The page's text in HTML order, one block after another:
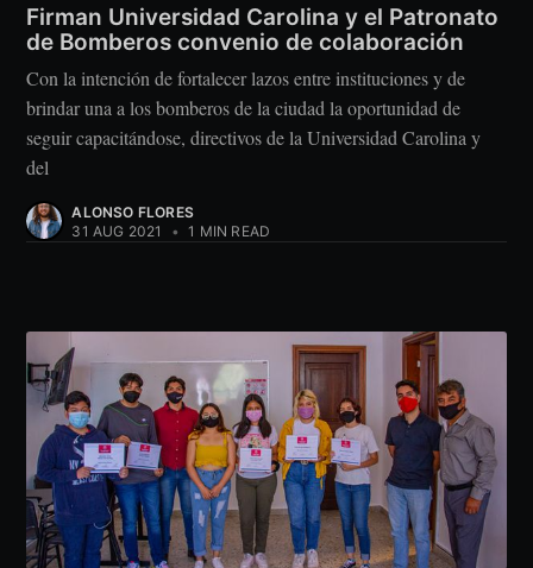
Firman Universidad Carolina y el Patronato
de Bomberos convenio de colaboración
Con la intención de fortalecer lazos entre instituciones y de
brindar una a los bomberos de la ciudad la oportunidad de
seguir capacitándose, directivos de la Universidad Carolina y
del
ALONSO FLORES
31 AUG 2021
• 1 MIN READ